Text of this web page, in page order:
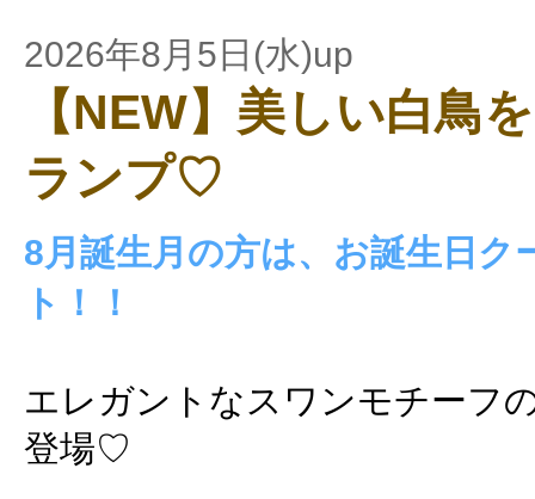
2026年8月5日(水)up
【NEW】美しい白鳥
ランプ♡
8月誕生月の方は、お誕生日ク
ト！！
エレガントなスワンモチーフ
登場♡